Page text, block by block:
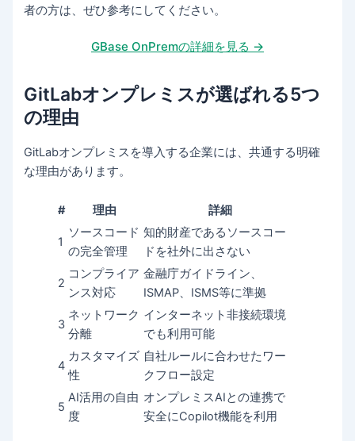
者の方は、ぜひ参考にしてください。
GBase OnPremの詳細を見る →
GitLabオンプレミスが選ばれる5つ
の理由
GitLabオンプレミスを導入する企業には、共通する明確
な理由があります。
# 理由 詳細
1
ソースコード
の完全管理
知的財産であるソースコー
ドを社外に出さない
2
コンプライア
ンス対応
金融庁ガイドライン、
ISMAP、ISMS等に準拠
3
ネットワーク
分離
インターネット非接続環境
でも利用可能
4
カスタマイズ
性
自社ルールに合わせたワー
クフロー設定
5
AI活用の自由
度
オンプレミスAIとの連携で
安全にCopilot機能を利用